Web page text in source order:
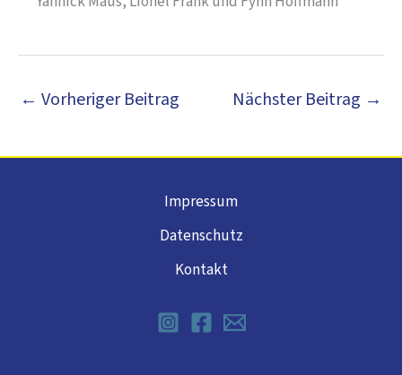
← Vorheriger Beitrag Nächster Beitrag →
Impressum
Datenschutz
Kontakt